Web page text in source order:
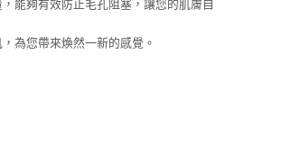
能夠有效防止毛孔阻塞，讓您的肌膚自
為您帶來煥然一新的感覺。